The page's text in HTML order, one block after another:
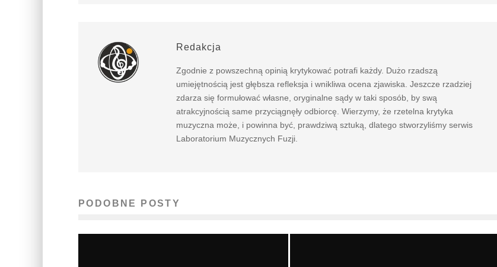
Redakcja
Zgodnie z powszechną opinią krytykować potrafi każdy. Dużo rzadszą
umiejętnością jest głębsza refleksja i wnikliwa ocena zjawiska. Jeszcze rzadziej
zdarza się formułować własne, oryginalne sądy w taki sposób, by swą
atrakcyjnością same przyciągnęły odbiorcę. Wierzymy, że rzetelna krytyka
muzyczna może, i powinna być, prawdziwą sztuką, dlatego stworzyliśmy serwis
Laboratorium Muzycznych Fuzji.
PODOBNE POSTY